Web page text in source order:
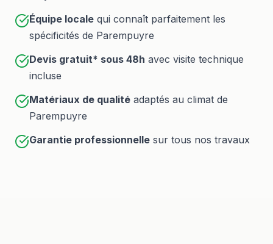
Équipe locale qui connaît parfaitement les
spécificités de Parempuyre
Devis gratuit* sous 48h avec visite technique
incluse
Matériaux de qualité adaptés au climat de
Parempuyre
Garantie professionnelle sur tous nos travaux